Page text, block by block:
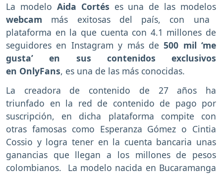
La modelo Aida Cortés es una de las modelos
webcam más exitosas del país, con una
plataforma en la que cuenta con 4.1 millones de
seguidores en Instagram y más de 500 mil ‘me
gusta’ en sus contenidos exclusivos
en OnlyFans, es una de las más conocidas.
La creadora de contenido de 27 años ha
triunfado en la red de contenido de pago por
suscripción, en dicha plataforma compite con
otras famosas como Esperanza Gómez o Cintia
Cossio y logra tener en la cuenta bancaria unas
ganancias que llegan a los millones de pesos
colombianos. La modelo nacida en Bucaramanga